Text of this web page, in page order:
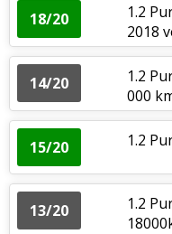
18/20
1.2
2018
14/20
1.2
000
15/20 1.2
13/20
1.2